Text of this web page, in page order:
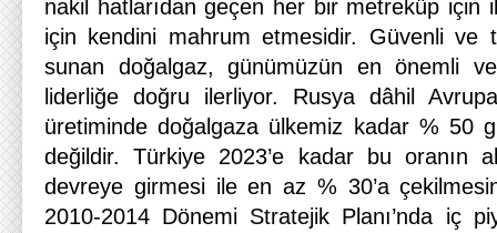
nakil hatlarıdan geçen her bir metreküp için
için kendini mahrum etmesidir. Güvenli ve
sunan doğalgaz, günümüzün en önemli
liderliğe doğru ilerliyor. Rusya dâhil
üretiminde doğalgaza ülkemiz kadar % 50
değildir. Türkiye 2023’e kadar bu oranın
devreye girmesi ile en az % 30’a
2010-2014 Dönemi Stratejik Planı’nda iç